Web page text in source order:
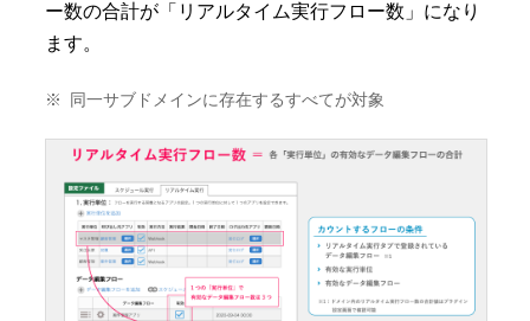
ー数の合計が「リアルタイム実行フロー数」になり
ます。
※ 同一サブドメインに存在するすべてが対象